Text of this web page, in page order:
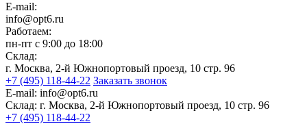
E-mail:
info@opt6.ru
Работаем:
пн-пт с 9:00 до 18:00
Склад:
г. Москва, 2-й Южнопортовый проезд, 10 стр. 96
+7 (495) 118-44-22 Заказать звонок
E-mail: info@opt6.ru
Склад: г. Москва, 2-й Южнопортовый проезд, 10 стр. 96
+7 (495) 118-44-22